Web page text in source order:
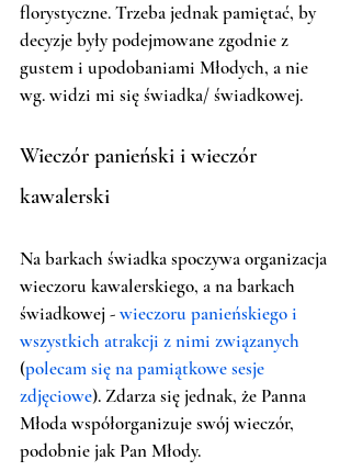
florystyczne. Trzeba jednak pamiętać, by
decyzje były podejmowane zgodnie z
gustem i upodobaniami Młodych, a nie
wg. widzi mi się świadka/ świadkowej.
Wieczór panieński i wieczór
kawalerski
Na barkach świadka spoczywa organizacja
wieczoru kawalerskiego, a na barkach
świadkowej - wieczoru panieńskiego i
wszystkich atrakcji z nimi związanych
(polecam się na pamiątkowe sesje
zdjęciowe). Zdarza się jednak, że Panna
Młoda współorganizuje swój wieczór,
podobnie jak Pan Młody.